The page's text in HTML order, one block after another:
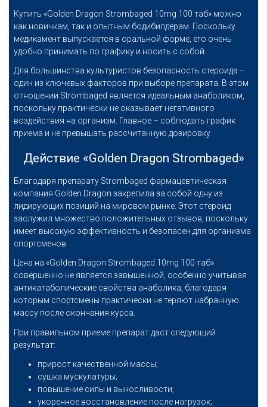
Купить «Golden Dragon Strombaged 10mg 100 таб» можно
как новичкам, так и опытным бодибилдерам. Поскольку
медикамент выпускается в оральной форме, его очень
удобно принимать по графику и носить с собой.
Для большинства культуристов безопасность стероида –
один из ключевых факторов при выборе препарата. В этом
отношении Strombaged является идеальным анаболиком,
поскольку практически не оказывает негативного
воздействия на организм. Главное – соблюдать график
приема и не превышать рассчитанную дозировку.
Действие «Golden Dragon Strombaged»
Благодаря препарату Strombaged фармацевтическая
компания Golden Dragon закрепила за собой одну из
лидирующих позиций на мировом рынке. Этот стероид
заслужил множество положительных отзывов, поскольку
имеет высокую эффективность и безопасен для организма
спортсменов.
Цена на «Golden Dragon Strombaged 10mg 100 таб»
совершенно не является завышенной, особенно учитывая
антикатаболические свойства анаболика, благодаря
которым спортсмены практически не теряют набранную
массу после окончания курса.
При правильном приеме препарат даст следующий
результат:
прирост качественной массы;
сушка мускулатуры;
повышение силы и выносливости;
укоренное восстановление после нагрузок;